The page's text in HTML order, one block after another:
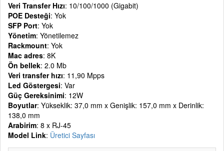
Veri Transfer Hızı: 10/100/1000 (Gigabit)
POE Desteği: Yok
SFP Port: Yok
Yönetim: Yönetilemez
Rackmount: Yok
Mac adres: 8K
Ön bellek: 2.0 Mb
Veri transfer hızı: 11,90 Mpps
Led Göstergesi: Var
Güç Gereksinimi: 12W
Boyutlar: Yükseklik: 37,0 mm x Genişlik: 157,0 mm x Derinlik:
138,0 mm
Arabirim: 8 x RJ-45
Model Link: Üretici Sayfası